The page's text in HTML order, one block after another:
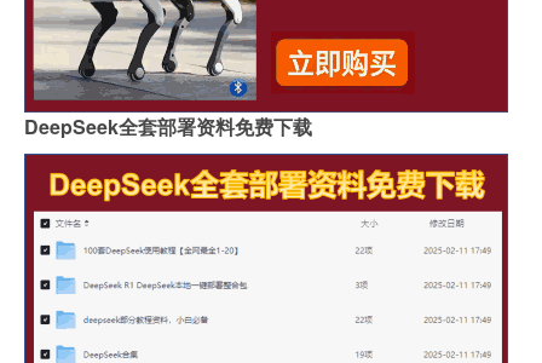
DeepSeek全套部署资料免费下载